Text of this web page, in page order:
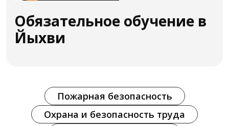
Обязательное обучение в
Йыхви
Пожарная безопасность
Охрана и безопасность труда